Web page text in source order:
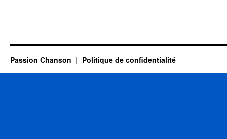
Passion Chanson Politique de confidentialité